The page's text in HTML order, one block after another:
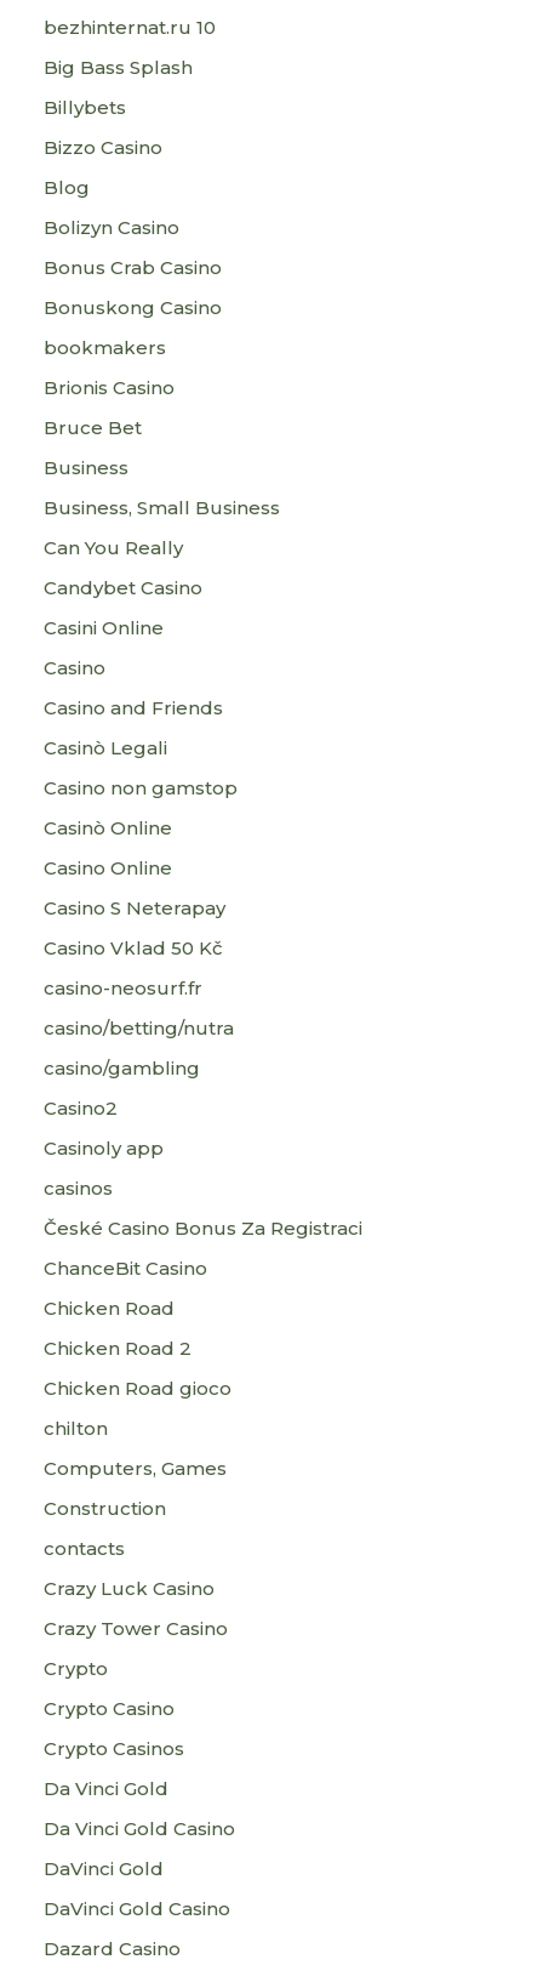
bezhinternat.ru 10
Big Bass Splash
Billybets
Bizzo Casino
Blog
Bolizyn Casino
Bonus Crab Casino
Bonuskong Casino
bookmakers
Brionis Casino
Bruce Bet
Business
Business, Small Business
Can You Really
Candybet Casino
Casini Online
Casino
Casino and Friends
Casinò Legali
Casino non gamstop
Casinò Online
Casino Online
Casino S Neterapay
Casino Vklad 50 Kč
casino-neosurf.fr
casino/betting/nutra
casino/gambling
Casino2
Casinoly app
casinos
České Casino Bonus Za Registraci
ChanceBit Casino
Chicken Road
Chicken Road 2
Chicken Road gioco
chilton
Computers, Games
Construction
contacts
Crazy Luck Casino
Crazy Tower Сasino
Crypto
Crypto Casino
Crypto Casinos
Da Vinci Gold
Da Vinci Gold Casino
DaVinci Gold
DaVinci Gold Casino
Dazard Casino